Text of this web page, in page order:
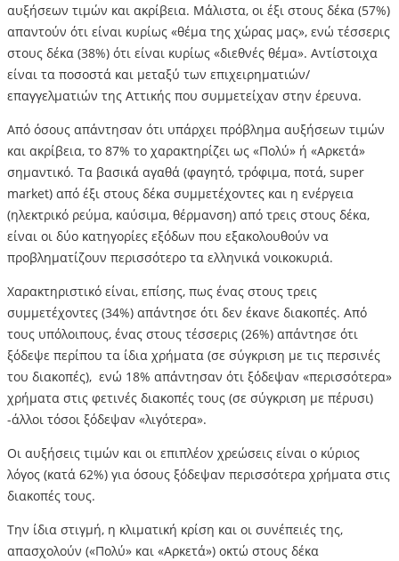
αυξήσεων τιμών και ακρίβεια. Μάλιστα, οι έξι στους δέκα (57%)
απαντούν ότι είναι κυρίως «θέμα της χώρας μας», ενώ τέσσερις
στους δέκα (38%) ότι είναι κυρίως «διεθνές θέμα». Αντίστοιχα
είναι τα ποσοστά και μεταξύ των επιχειρηματιών/
επαγγελματιών της Αττικής που συμμετείχαν στην έρευνα.
Από όσους απάντησαν ότι υπάρχει πρόβλημα αυξήσεων τιμών
και ακρίβεια, το 87% το χαρακτηρίζει ως «Πολύ» ή «Αρκετά»
σημαντικό. Τα βασικά αγαθά (φαγητό, τρόφιμα, ποτά, super
market) από έξι στους δέκα συμμετέχοντες και η ενέργεια
(ηλεκτρικό ρεύμα, καύσιμα, θέρμανση) από τρεις στους δέκα,
είναι οι δύο κατηγορίες εξόδων που εξακολουθούν να
προβληματίζουν περισσότερο τα ελληνικά νοικοκυριά.
Χαρακτηριστικό είναι, επίσης, πως ένας στους τρεις
συμμετέχοντες (34%) απάντησε ότι δεν έκανε διακοπές. Από
τους υπόλοιπους, ένας στους τέσσερις (26%) απάντησε ότι
ξόδεψε περίπου τα ίδια χρήματα (σε σύγκριση με τις περσινές
του διακοπές), ενώ 18% απάντησαν ότι ξόδεψαν «περισσότερα»
χρήματα στις φετινές διακοπές τους (σε σύγκριση με πέρυσι)
-άλλοι τόσοι ξόδεψαν «λιγότερα».
Οι αυξήσεις τιμών και οι επιπλέον χρεώσεις είναι ο κύριος
λόγος (κατά 62%) για όσους ξόδεψαν περισσότερα χρήματα στις
διακοπές τους.
Την ίδια στιγμή, η κλιματική κρίση και οι συνέπειές της,
απασχολούν («Πολύ» και «Αρκετά») οκτώ στους δέκα